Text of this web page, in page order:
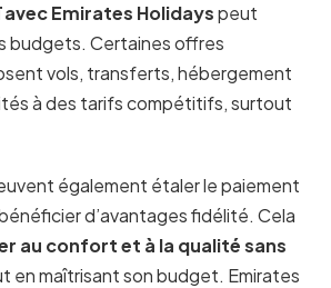
Emirates Holidayspeut
budgets. Certaines offres
vols, transferts, hébergement
à des tarifs compétitifs, surtout
également étaler le paiement
d’avantages fidélité. Cela
au confort et à la qualité sans
en maîtrisant son budget. Emirates